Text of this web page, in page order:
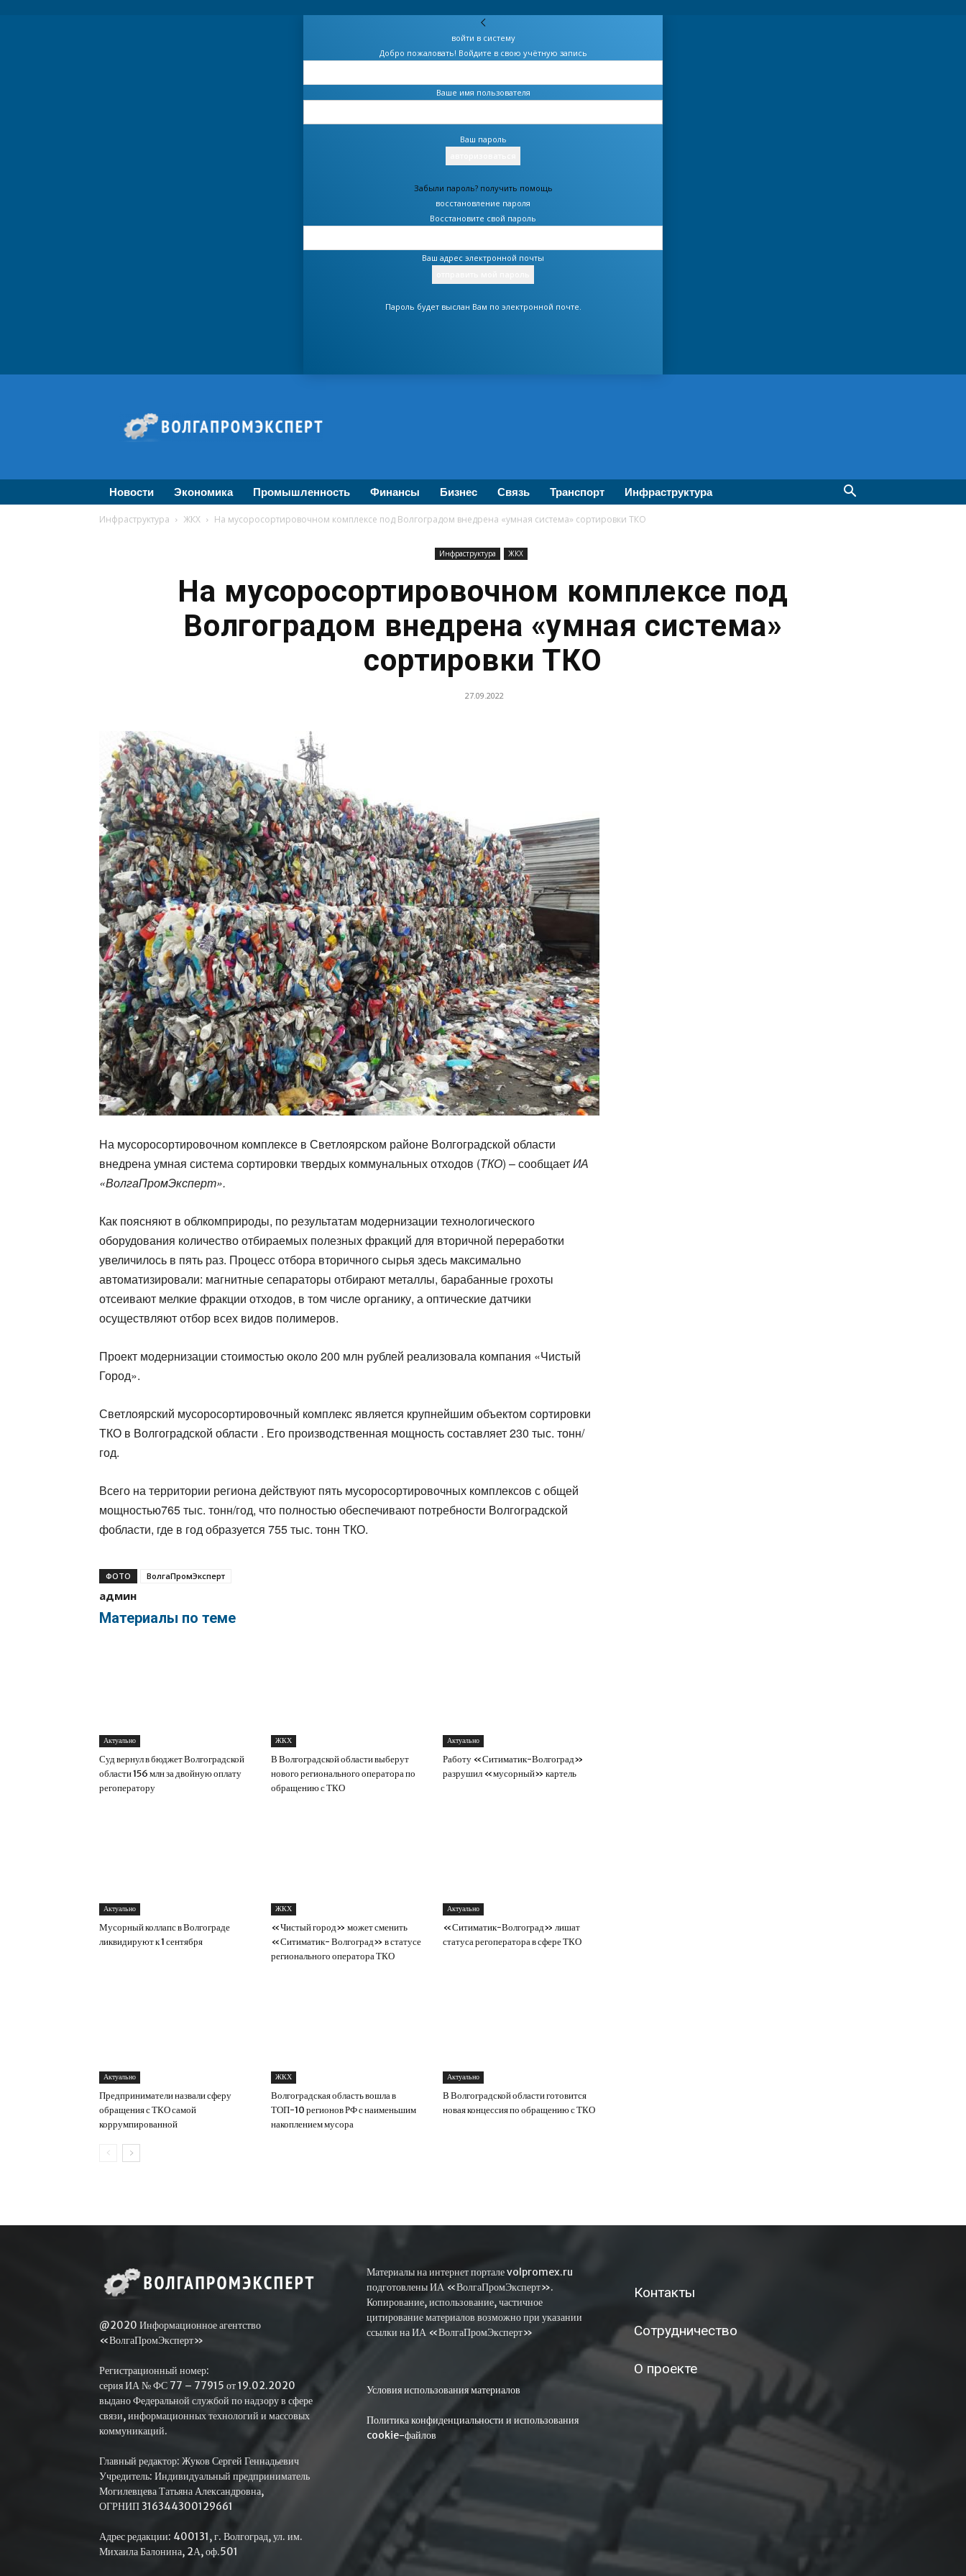
войти в систему
Добро пожаловать! Войдите в свою учётную запись
Ваше имя пользователя
Ваш пароль
Забыли пароль? получить помощь
восстановление пароля
Восстановите свой пароль
Ваш адрес электронной почты
Пароль будет выслан Вам по электронной почте.
—
Новости
бизнеса
Новости Экономика Промышленность Финансы Бизнес Связь Транспорт Инфраструктура
Инфраструктура ЖКХ На мусоросортировочном комплексе под Волгоградом внедрена «умная система» сортировки ТКО
Инфраструктура ЖКХ
На мусоросортировочном комплексе под
Волгоградом внедрена «умная система»
сортировки ТКО
27.09.2022
На мусоросортировочном комплексе в Светлоярском районе Волгоградской области
внедрена умная система сортировки твердых коммунальных отходов (ТКО) – сообщаетИА
«ВолгаПромЭксперт».
Как поясняют в облкомприроды, по результатам модернизации технологического
оборудования количество отбираемых полезных фракций для вторичной переработки
увеличилось в пять раз. Процесс отбора вторичного сырья здесь максимально
автоматизировали: магнитные сепараторы отбирают металлы, барабанные грохоты
отсеивают мелкие фракции отходов, в том числе органику, а оптические датчики
осуществляют отбор всех видов полимеров.
Проект модернизации стоимостью около 200 млн рублей реализовала компания «Чистый
Город».
Светлоярский мусоросортировочный комплекс является крупнейшим объектом сортировки
ТКО в Волгоградской области . Его производственная мощность составляет 230 тыс. тонн/
год.
Всего на территории региона действуют пять мусоросортировочных комплексов с общей
мощностью765 тыс. тонн/год, что полностью обеспечивают потребности Волгоградской
фобласти, где в год образуется 755 тыс. тонн ТКО.
ФОТО ВолгаПромЭксперт
админ
Материалы по теме
Актуально
Суд вернул в бюджет Волгоградской
области 156 млн за двойную оплату
регоператору
ЖКХ
В Волгоградской области выберут
нового регионального оператора по
обращению с ТКО
Актуально
Работу «Ситиматик-Волгоград»
разрушил «мусорный» картель
Актуально
Мусорный коллапс в Волгограде
ликвидируют к 1 сентября
ЖКХ
«Чистый город» может сменить
«Ситиматик- Волгоград» в статусе
регионального оператора ТКО
Актуально
«Ситиматик-Волгоград» лишат
статуса регоператора в сфере ТКО
Актуально
Предприниматели назвали сферу
обращения с ТКО самой
коррумпированной
ЖКХ
Волгоградская область вошла в
ТОП-10 регионов РФ с наименьшим
накоплением мусора
Актуально
В Волгоградской области готовится
новая концессия по обращению с ТКО
@2020 Информационное агентство
«ВолгаПромЭксперт»
Регистрационный номер:
серия ИА № ФС 77 – 77915 от 19.02.2020
выдано Федеральной службой по надзору в сфере
связи, информационных технологий и массовых
коммуникаций.
Главный редактор: Жуков Сергей Геннадьевич
Учредитель: Индивидуальный предприниматель
Могилевцева Татьяна Александровна,
ОГРНИП 316344300129661
Адрес редакции: 400131, г. Волгоград, ул. им.
Михаила Балонина, 2А, оф.501
Материалы на интернет портале volpromex.ru
подготовлены ИА «ВолгаПромЭксперт».
Копирование, использование, частичное
цитирование материалов возможно при указании
ссылки на ИА «ВолгаПромЭксперт»
Условия использования материалов
Политика конфиденциальности и использования
cookie-файлов
Контакты
Сотрудничество
О проекте